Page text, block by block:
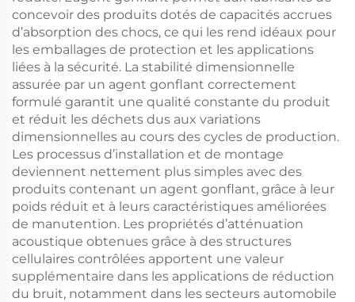
concevoir des produits dotés de capacités accrues
d’absorption des chocs, ce qui les rend idéaux pour
les emballages de protection et les applications
liées à la sécurité. La stabilité dimensionnelle
assurée par un agent gonflant correctement
formulé garantit une qualité constante du produit
et réduit les déchets dus aux variations
dimensionnelles au cours des cycles de production.
Les processus d’installation et de montage
deviennent nettement plus simples avec des
produits contenant un agent gonflant, grâce à leur
poids réduit et à leurs caractéristiques améliorées
de manutention. Les propriétés d’atténuation
acoustique obtenues grâce à des structures
cellulaires contrôlées apportent une valeur
supplémentaire dans les applications de réduction
du bruit, notamment dans les secteurs automobile